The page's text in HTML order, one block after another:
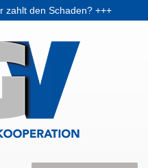
zahlt den Schaden? +++